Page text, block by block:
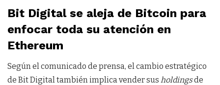
Bit Digital se aleja de Bitcoin para
enfocar toda su atención en
Ethereum
Según el comunicado de prensa, el cambio estratégico
de Bit Digital también implica vender sus holdingsde